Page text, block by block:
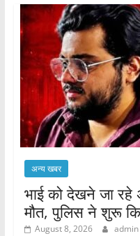
अन्य खबर
भाई को देखने जा
मौत, पुलिस ने शुरू
August 8, 2026 admin